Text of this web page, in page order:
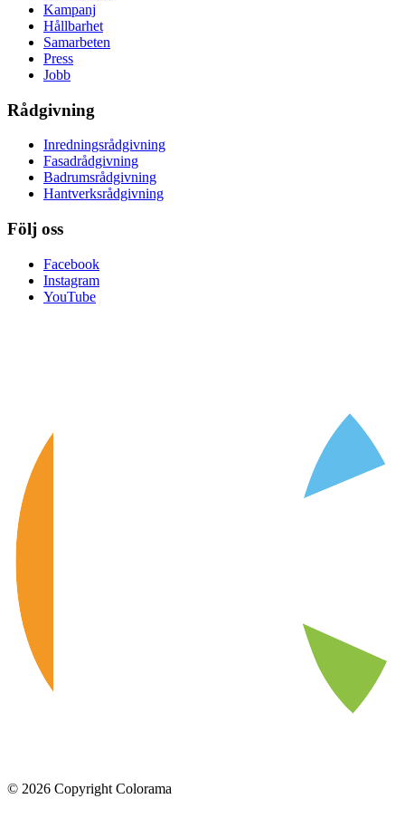
Kampanj
Hållbarhet
Samarbeten
Press
Jobb
Rådgivning
Inredningsrådgivning
Fasadrådgivning
Badrumsrådgivning
Hantverksrådgivning
Följ oss
Facebook
Instagram
YouTube
© 2026 Copyright Colorama